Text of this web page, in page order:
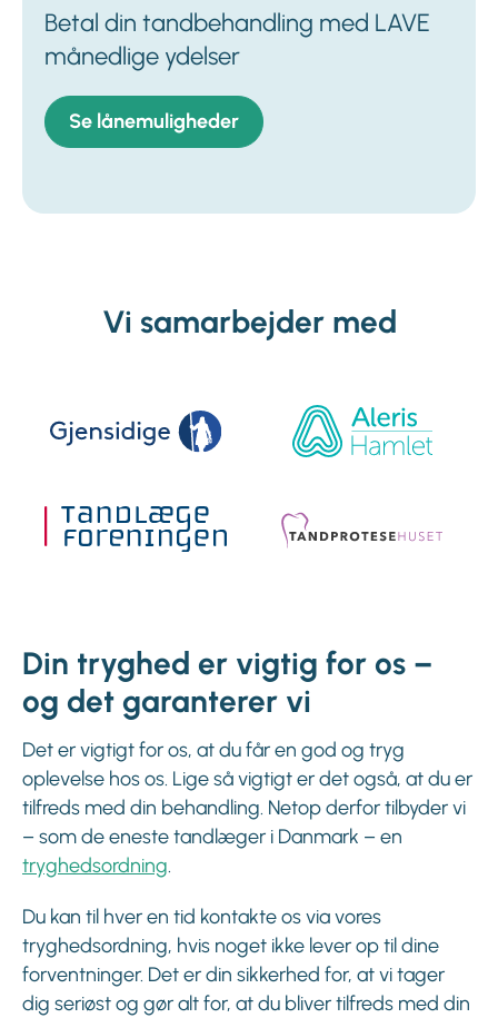
Betal din tandbehandling med LAVE
månedlige ydelser
Se lånemuligheder
Vi samarbejder med
Din tryghed er vigtig for os –
og det garanterer vi
Det er vigtigt for os, at du får en god og tryg
oplevelse hos os. Lige så vigtigt er det også, at du er
tilfreds med din behandling. Netop derfor tilbyder vi
– som de eneste tandlæger i Danmark – en
tryghedsordning.
Du kan til hver en tid kontakte os via vores
tryghedsordning, hvis noget ikke lever op til dine
forventninger. Det er din sikkerhed for, at vi tager
dig seriøst og gør alt for, at du bliver tilfreds med din